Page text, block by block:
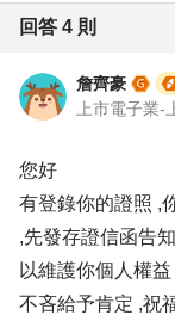
回答 4 則
詹齊豪
您好
有登錄你的證照 ,
,先發存證信函告
以維護你個人權
不吝給予肯定 ,祝